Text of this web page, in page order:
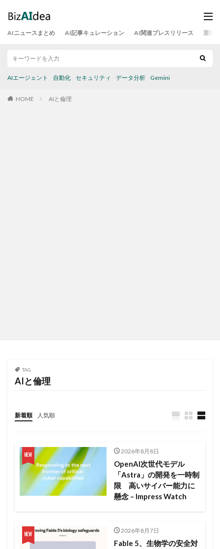
AIニュースまとめ AI記事キュレーション AI関連プレスリリース 運営
AIエージェント 自動化 セキュリティ データ分析 Gemini
HOME AIと倫理
TAG
AIと倫理
新着順 人気順
2026年8月8日
OpenAI次世代モデル
「Astra」の開発を一時制
限 高いサイバー能力に
懸念 – Impress Watch
2026年8月7日
Fable 5、生物学の安全対